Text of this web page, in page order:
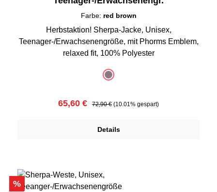
Farbe: red brown
Herbstaktion! Sherpa-Jacke, Unisex,
Teenager-/Erwachsenengröße, mit Phorms Emblem,
relaxed fit, 100% Polyester
red brown
(Diese Option ist zurzeit nicht verfügbar.)
Verkaufspreis:
65,60 € Regulärer Preis:
72,90 € (10.01% gespart)
Details
Rabatt
%